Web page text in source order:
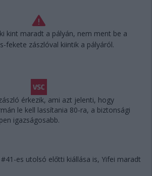
kint maradt a pályán, nem ment be a
fekete zászlóval kiintik a pályáról.
érkezik, ami azt jelenti, hogy
le kell lassítania 80-ra, a biztonsági
igazságosabb.
es utolsó előtti kiállása is, Yifei maradt